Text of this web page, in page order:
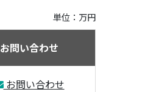
単位：万円
お問い合わせ
お問い合わせ